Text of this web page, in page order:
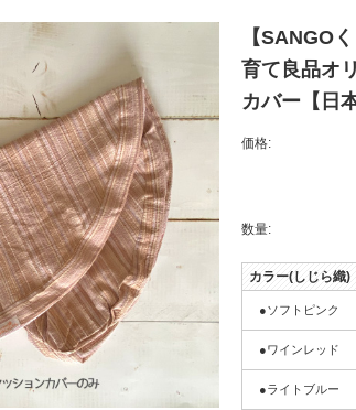
【SANGO
育て良品オ
カバー【日
価格:
数量:
カラー(しじら織)
●ソフトピンク
●ワインレッド
●ライトブルー